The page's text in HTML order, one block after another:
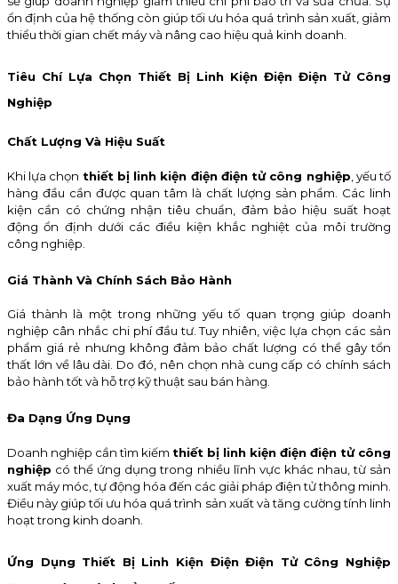
ổn định của hệ thống còn giúp tối ưu hóa quá trình sản xuất, giảm
thiểu thời gian chết máy và nâng cao hiệu quả kinh doanh.
Tiêu Chí Lựa Chọn Thiết Bị Linh Kiện Điện Điện Tử Công
Nghiệp
Chất Lượng Và Hiệu Suất
Khi lựa chọn thiết bị linh kiện điện điện tử công nghiệp , yếu tố
hàng đầu cần được quan tâm là chất lượng sản phẩm. Các linh
kiện cần có chứng nhận tiêu chuẩn, đảm bảo hiệu suất hoạt
động ổn định dưới các điều kiện khắc nghiệt của môi trường
công nghiệp.
Giá Thành Và Chính Sách Bảo Hành
Giá thành là một trong những yếu tố quan trọng giúp doanh
nghiệp cân nhắc chi phí đầu tư. Tuy nhiên, việc lựa chọn các sản
phẩm giá rẻ nhưng không đảm bảo chất lượng có thể gây tổn
thất lớn về lâu dài. Do đó, nên chọn nhà cung cấp có chính sách
bảo hành tốt và hỗ trợ kỹ thuật sau bán hàng.
Đa Dạng Ứng Dụng
Doanh nghiệp cần tìm kiếm thiết bị linh kiện điện điện tử công
nghiệp có thể ứng dụng trong nhiều lĩnh vực khác nhau, từ sản
xuất máy móc, tự động hóa đến các giải pháp điện tử thông minh.
Điều này giúp tối ưu hóa quá trình sản xuất và tăng cường tính linh
hoạt trong kinh doanh.
Ứng Dụng Thiết Bị Linh Kiện Điện Điện Tử Công Nghiệp